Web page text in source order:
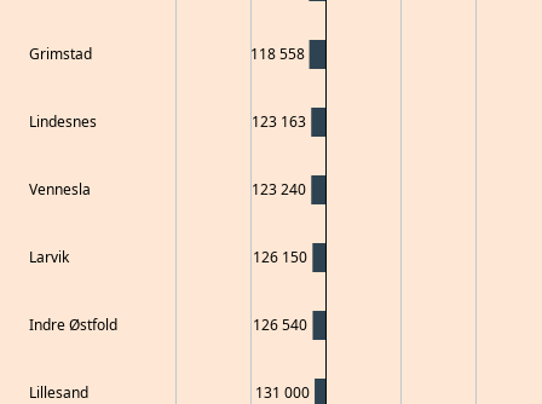
Grimstad
Lindesnes
Vennesla
Larvik
Indre Østfold
Lillesand
118 558
123 163
123 240
126 150
126 540
131 000